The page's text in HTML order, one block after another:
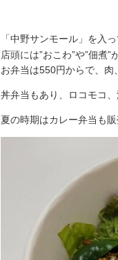
「中野サンモール」を入
店頭には”おこわ”や”佃煮
お弁当は550円からで、肉
丼弁当もあり、ロコモコ
夏の時期はカレー弁当も